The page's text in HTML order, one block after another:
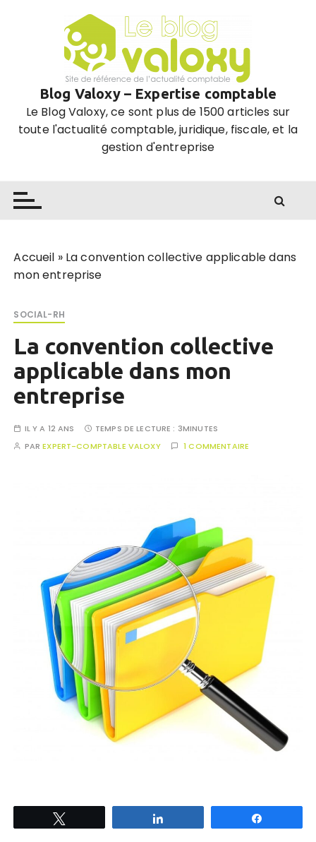
Blog Valoxy – Expertise comptable
Le Blog Valoxy, ce sont plus de 1500 articles sur
toute l'actualité comptable, juridique, fiscale, et la
gestion d'entreprise
Accueil » La convention collective applicable dans
mon entreprise
SOCIAL-RH
La convention collective
applicable dans mon
entreprise
IL Y A 12 ANS TEMPS DE LECTURE : 3MINUTES
PAREXPERT-COMPTABLE VALOXY 1 COMMENTAIRE